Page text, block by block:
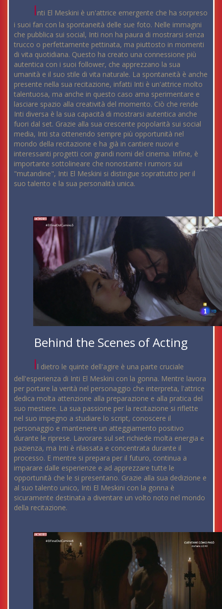
Inti El Meskini è un'attrice emergente che ha sorpreso
i suoi fan con la spontaneità delle sue foto. Nelle immagini
che pubblica sui social, Inti non ha paura di mostrarsi senza
trucco o perfettamente pettinata, ma piuttosto in momenti
di vita quotidiana. Questo ha creato una connessione più
autentica con i suoi follower, che apprezzano la sua
umanità e il suo stile di vita naturale. La spontaneità è anche
presente nella sua recitazione, infatti Inti è un'attrice molto
talentuosa, ma anche in questo caso ama sperimentare e
lasciare spazio alla creatività del momento. Ciò che rende
Inti diversa è la sua capacità di mostrarsi autentica anche
fuori dal set. Grazie alla sua crescente popolarità sui social
media, Inti sta ottenendo sempre più opportunità nel
mondo della recitazione e ha già in cantiere nuovi e
interessanti progetti con grandi nomi del cinema. Infine, è
importante sottolineare che nonostante i rumors sui
"mutandine", Inti El Meskini si distingue soprattutto per il
suo talento e la sua personalità unica.
Behind the Scenes of Acting
Il dietro le quinte dell'agire è una parte cruciale
dell'esperienza di Inti El Meskini con la gonna. Mentre lavora
per portare la verità nel personaggio che interpreta, l'attrice
dedica molta attenzione alla preparazione e alla pratica del
suo mestiere. La sua passione per la recitazione si riflette
nel suo impegno a studiare lo script, conoscere il
personaggio e mantenere un atteggiamento positivo
durante le riprese. Lavorare sul set richiede molta energia e
pazienza, ma Inti è rilassata e concentrata durante il
processo. E mentre si prepara per il futuro, continua a
imparare dalle esperienze e ad apprezzare tutte le
opportunità che le si presentano. Grazie alla sua dedizione e
al suo talento unico, Inti El Meskini con la gonna è
sicuramente destinata a diventare un volto noto nel mondo
della recitazione.